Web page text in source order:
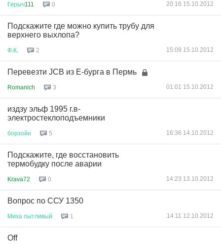
Герыч111 0 20:16 15.10.2012
Подскажите где можно купить трубу для
верхнего выхлопа?
Ф К 2 15:09 15.10.2012
Перевезти JCB из Е-бурга в Пермь
Romanich 3 01:01 15.10.2012
издзу эльф 1995 г.в-
электростеклоподъемники
борзойи 5 16:36 14.10.2012
Подскажите, где восстановить
термобудку после аварии
Krava72 0 14:23 13.10.2012
Вопрос по ССУ 1350
Миха пытливый 1 14:11 12.10.2012
Off